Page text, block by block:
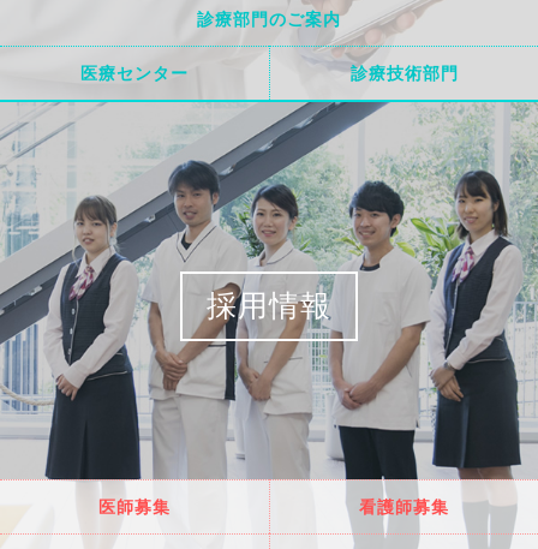
診療部門のご案内
医療センター 診療技術部門
採用情報
医師募集 看護師募集